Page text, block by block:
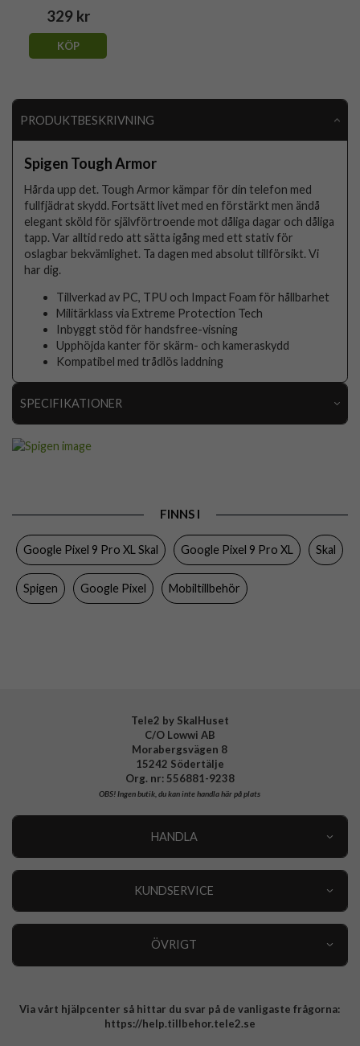
329 kr
KÖP
PRODUKTBESKRIVNING
Spigen Tough Armor
Hårda upp det. Tough Armor kämpar för din telefon med
fullfjädrat skydd. Fortsätt livet med en förstärkt men ändå
elegant sköld för självförtroende mot dåliga dagar och dåliga
tapp. Var alltid redo att sätta igång med ett stativ för
oslagbar bekvämlighet. Ta dagen med absolut tillförsikt. Vi
har dig.
Tillverkad av PC, TPU och Impact Foam för hållbarhet
Militärklass via Extreme Protection Tech
Inbyggt stöd för handsfree-visning
Upphöjda kanter för skärm- och kameraskydd
Kompatibel med trådlös laddning
SPECIFIKATIONER
Stativfunktion, Stöttålig, Trådlös laddning-
kompatibel
Färg Svart
Material Hårdplast (PC), Mjukplast (TPU)
FINNS I
Google Pixel 9 Pro XL Skal Google Pixel 9 Pro XL Skal
Spigen Google Pixel Mobiltillbehör
Tele2 by SkalHuset
C/O Lowwi AB
Morabergsvägen 8
15242 Södertälje
Org. nr: 556881-9238
OBS!Ingen butik, du kan inte handla här på plats
HANDLA
KUNDSERVICE
ÖVRIGT
Integritetspolicy
Via vårt hjälpcenter så hittar du svar på de vanligaste frågorna:
https://help.tillbehor.tele2.se